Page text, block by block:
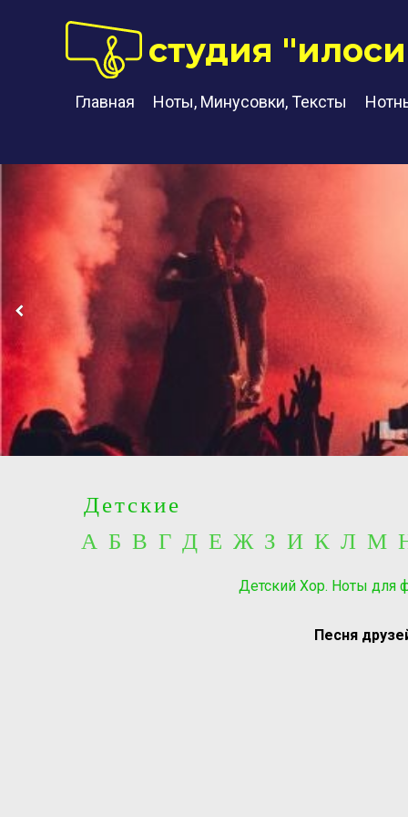
Главная Ноты, Минусовки, Тексты
студия
А Б В Г Д Е Ж З И К Л М
Детские
Детский Хор. Ноты для
Песня